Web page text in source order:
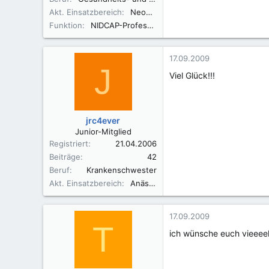
Akt. Einsatzbereich
Neonatologie
Funktion
NIDCAP-Professional
J
jrc4ever
Junior-Mitglied
Registriert
21.04.2006
Beiträge
42
Beruf
Krankenschwester
Akt. Einsatzbereich
Anästhesie
17.09.2009
Viel Glück!!!
T
17.09.2009
ich wünsche euch